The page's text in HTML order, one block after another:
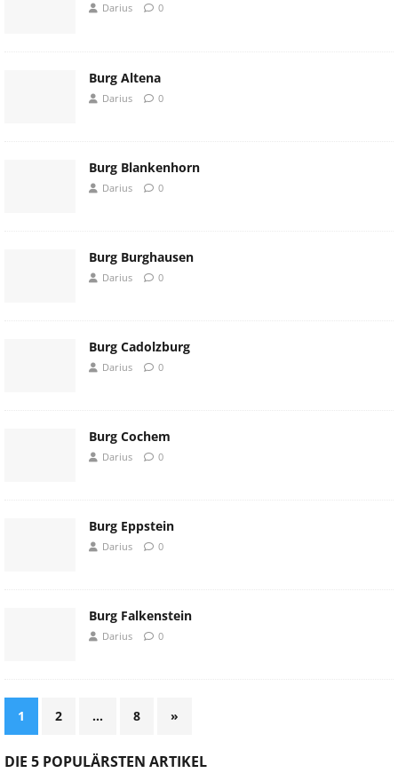
Darius 0
Burg Altena
Darius 0
Burg Blankenhorn
Darius 0
Burg Burghausen
Darius 0
Burg Cadolzburg
Darius 0
Burg Cochem
Darius 0
Burg Eppstein
Darius 0
Burg Falkenstein
Darius 0
1 2 … 8 »
DIE 5 POPULÄRSTEN ARTIKEL